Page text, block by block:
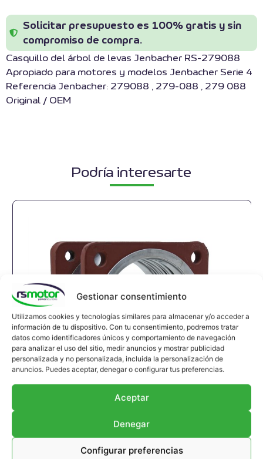
Gestionar consentimiento
Utilizamos cookies y tecnologías similares para almacenar y/o acceder a
información de tu dispositivo. Con tu consentimiento, podremos tratar
datos como identificadores únicos y comportamiento de navegación
para analizar el uso del sitio, medir anuncios y mostrar publicidad
personalizada y no personalizada, incluida la personalización de
anuncios. Puedes aceptar, denegar o configurar tus preferencias.
Aceptar
Denegar
Configurar preferencias
Solicitar presupuesto es 100% gratis y sin
compromiso de compra.
Casquillo del árbol de levas Jenbacher RS-279088
Apropiado para motores y modelos Jenbacher Serie 4
Referencia Jenbacher: 279088 , 279-088 , 279 088
Original / OEM
Podría interesarte
Compensador MWM RS-12304822
Junta de expansión MWM RS-12304822